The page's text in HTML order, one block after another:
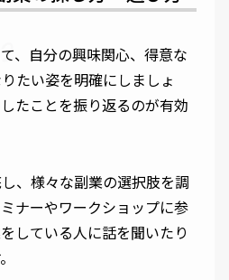
、自分の興味関心、得意な
たい姿を明確にしましょ
たことを振り返るのが有効
、様々な副業の選択肢を調
ナーやワークショップに参
している人に話を聞いたり